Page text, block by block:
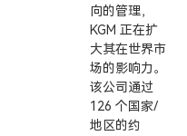
向的管理，
KGM 正在扩
大其在世界市
场的影响力。
该公司通过
126 个国家/
地区的约